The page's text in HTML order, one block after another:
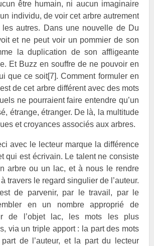
être humain, ni aucun imaginaire
individu, de voir cet arbre autrement
les autres. Dans une nouvelle de Du
et ne peut voir un pommier de son
la duplication de son affligeante
Et Buzz en souffre de ne pouvoir en
que ce soit[7]. Comment formuler en
de cet arbre différent avec des mots
ne pourraient faire entendre qu’un
étrange, étranger. De là, la multitude
et croyances associés aux arbres.
avec le lecteur marque la différence
qui est écrivain. Le talent ne consiste
arbre ou un lac, et à nous le rendre
travers le regard singulier de l’auteur.
de parvenir, par le travail, par le
en un nombre approprié de
de l’objet lac, les mots les plus
via un triple apport : la part des mots
de l’auteur, et la part du lecteur